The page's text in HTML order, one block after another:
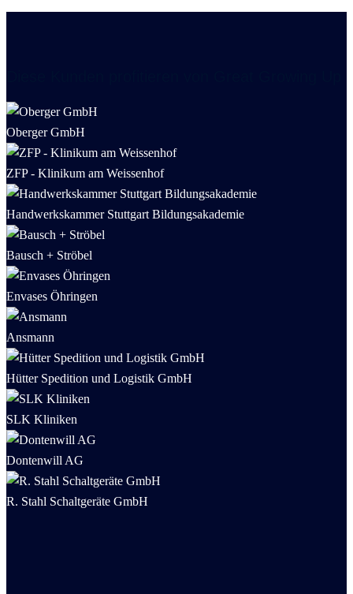
Oberger GmbH
ZFP - Klinikum am Weissenhof
Handwerkskammer Stuttgart Bildungsakademie
Bausch + Ströbel
Envases Öhringen
Ansmann
Hütter Spedition und Logistik GmbH
SLK Kliniken
Dontenwill AG
R. Stahl Schaltgeräte GmbH